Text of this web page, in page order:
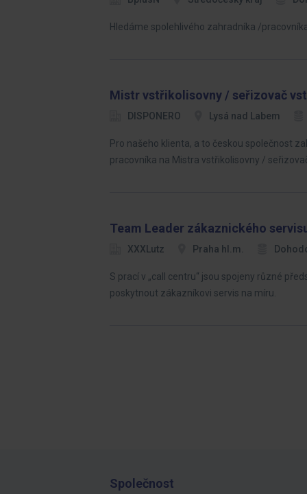
Hledáme spolehlivého zahradníka /
Mistr vstřikolisovny / seřizovač
DISPONERO Lysá nad Labem
Pro našeho klienta, a to českou společnost
pracovníka na Mistra vstřikolisovny /
Team Leader zákaznického
XXXLutz Praha hl.m.
S prací v „call centru“ jsou spojeny různé
poskytnout zákazníkovi servis na míru.
Společnost